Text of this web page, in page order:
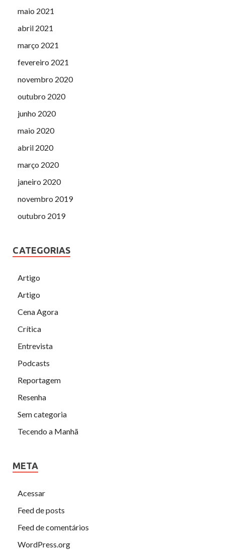
maio 2021
abril 2021
março 2021
fevereiro 2021
novembro 2020
outubro 2020
junho 2020
maio 2020
abril 2020
março 2020
janeiro 2020
novembro 2019
outubro 2019
CATEGORIAS
Artigo
Artigo
Cena Agora
Crítica
Entrevista
Podcasts
Reportagem
Resenha
Sem categoria
Tecendo a Manhã
META
Acessar
Feed de posts
Feed de comentários
WordPress.org